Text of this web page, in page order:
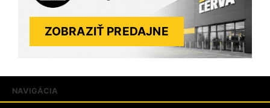
ZOBRAZIŤ PREDAJNE
NAVIGÁCIA